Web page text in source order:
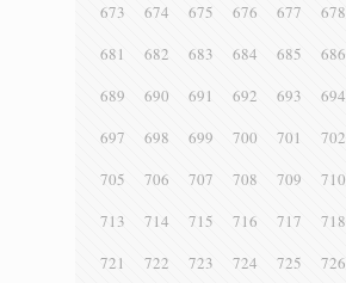
673
674 675 676 677 678
681
682 683 684 685 686
689
690 691 692 693 694
697
698 699 700 701 702
705
706 707 708 709 710
713
714 715 716 717 718
721
722 723 724 725 726